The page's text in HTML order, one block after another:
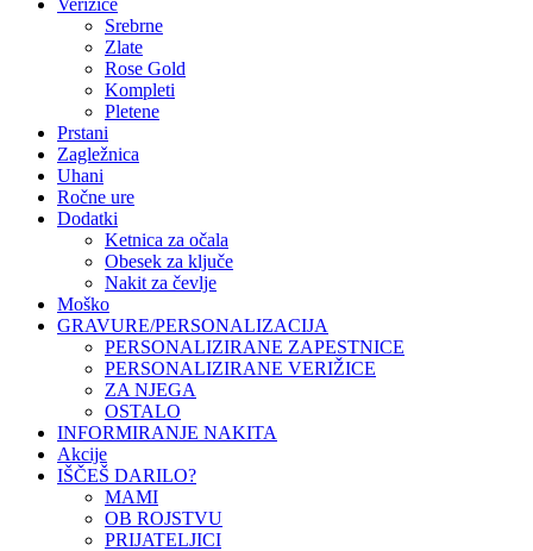
Verižice
Srebrne
Zlate
Rose Gold
Kompleti
Pletene
Prstani
Zagležnica
Uhani
Ročne ure
Dodatki
Ketnica za očala
Obesek za ključe
Nakit za čevlje
Moško
GRAVURE/PERSONALIZACIJA
PERSONALIZIRANE ZAPESTNICE
PERSONALIZIRANE VERIŽICE
ZA NJEGA
OSTALO
INFORMIRANJE NAKITA
Akcije
IŠČEŠ DARILO?
MAMI
OB ROJSTVU
PRIJATELJICI